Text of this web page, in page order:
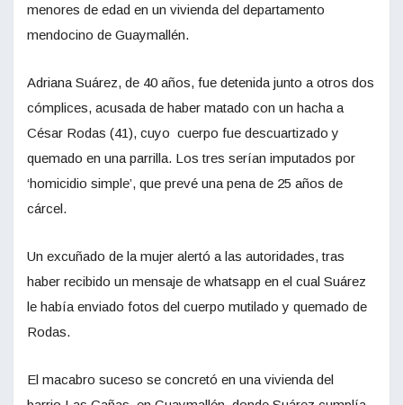
menores de edad en un vivienda del departamento
mendocino de Guaymallén.
Adriana Suárez, de 40 años, fue detenida junto a otros dos
cómplices, acusada de haber matado con un hacha a
César Rodas (41), cuyo cuerpo fue descuartizado y
quemado en una parrilla. Los tres serían imputados por
‘homicidio simple’, que prevé una pena de 25 años de
cárcel.
Un excuñado de la mujer alertó a las autoridades, tras
haber recibido un mensaje de whatsapp en el cual Suárez
le había enviado fotos del cuerpo mutilado y quemado de
Rodas.
El macabro suceso se concretó en una vivienda del